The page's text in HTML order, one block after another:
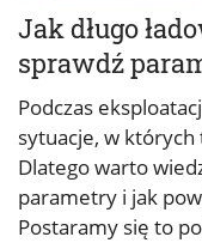
Jak długo
sprawdź
Podczas
sytuacje, w których
Dlatego warto
parametry i jak
Postaramy się to